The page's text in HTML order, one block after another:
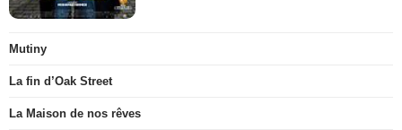
Mutiny
La fin d’Oak Street
La Maison de nos rêves